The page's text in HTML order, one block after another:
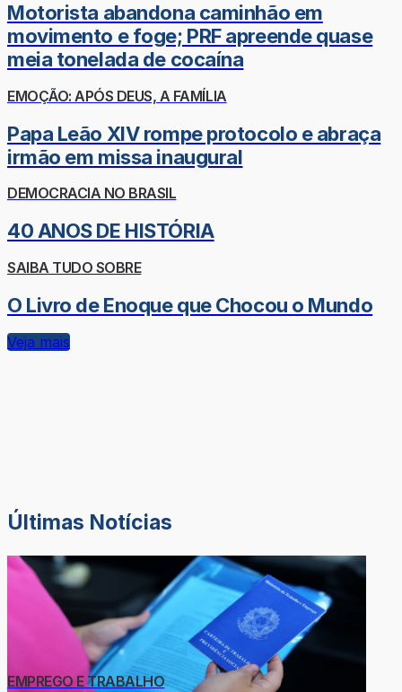
Motorista abandona caminhão em
movimento e foge; PRF apreende quase
meia tonelada de cocaína
EMOÇÃO: APÓS DEUS, A FAMÍLIA
Papa Leão XIV rompe protocolo e abraça
irmão em missa inaugural
DEMOCRACIA NO BRASIL
40 ANOS DE HISTÓRIA
SAIBA TUDO SOBRE
O Livro de Enoque que Chocou o Mundo
Veja mais
Últimas Notícias
EMPREGO E TRABALHO